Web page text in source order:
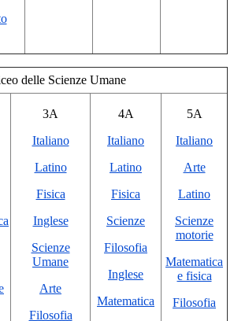
delle Scienze Umane
3A
Italiano
Latino
Fisica
Inglese
Scienze
Umane
Arte
Filosofia
4A
Italiano
Latino
Fisica
Scienze
Filosofia
Inglese
Matematica
5A
Italiano
Arte
Latino
Scienze
motorie
Matematica
e fisica
Filosofia